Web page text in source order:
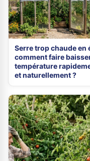
Serre trop chaude en
comment faire
température
et naturellement ?